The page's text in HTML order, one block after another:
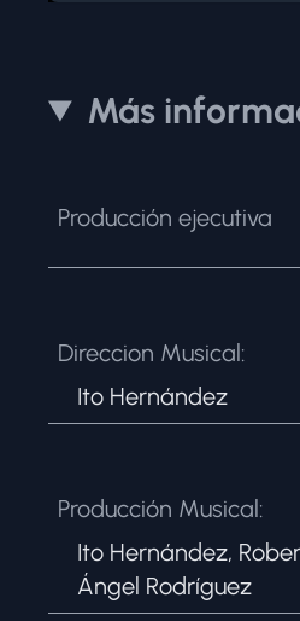
Más
Producción ejecutiva
Direccion Musical:
Ito Hernández
Producción Musical:
Ito Hernández,
Ángel Rodríguez